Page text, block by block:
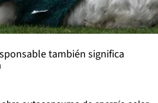
también significa